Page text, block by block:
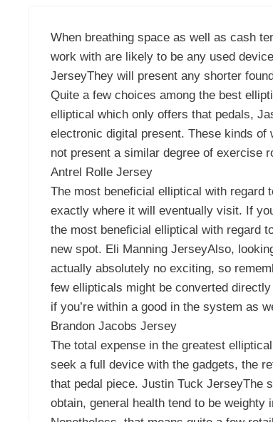
When breathing space as well as cash
work with are likely to be any used
JerseyThey will present any shorter
Quite a few choices among the best
elliptical which only offers that pedals,
electronic digital present. These kinds
not present a similar degree of exercise
Antrel Rolle Jersey
The most beneficial elliptical with regard
exactly where it will eventually visit. If
the most beneficial elliptical with regard
new spot. Eli Manning JerseyAlso,
actually absolutely no exciting, so
few ellipticals might be converted
if you’re within a good in the system as
Brandon Jacobs Jersey
The total expense in the greatest
seek a full device with the gadgets, the
that pedal piece. Justin Tuck JerseyThe
obtain, general health tend to be weighty